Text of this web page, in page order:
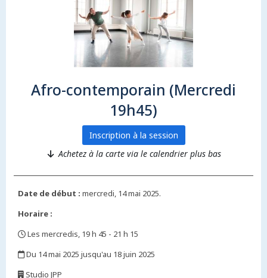
Afro-contemporain (Mercredi
19h45)
Inscription à la session
Achetez à la carte via le calendrier plus bas
Date de début : mercredi, 14 mai 2025.
Horaire :
Les mercredis, 19 h 45 - 21 h 15
Du 14 mai 2025 jusqu'au 18 juin 2025
Studio JPP